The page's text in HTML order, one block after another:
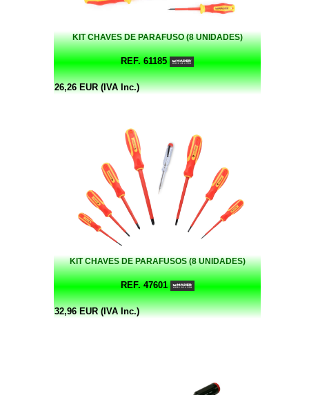
KIT CHAVES DE PARAFUSO (8 UNIDADES)
REF. 61185
26,26 EUR (IVA Inc.)
KIT CHAVES DE PARAFUSOS (8 UNIDADES)
REF. 47601
32,96 EUR (IVA Inc.)